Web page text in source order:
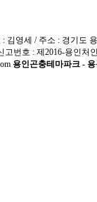
: 김영세 / 주소 : 경기도
번호 : 제2016-용인처
용인곤충테마파크 - 용